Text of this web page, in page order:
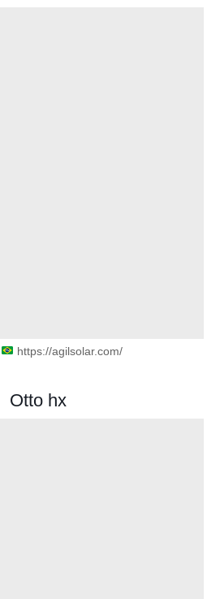
https://agilsolar.com/
Otto hx